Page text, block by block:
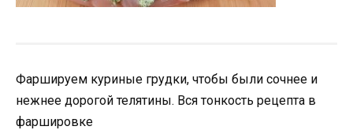
Фаршируем куриные грудки, чтобы были сочнее и
нежнее дорогой телятины. Вся тонкость рецепта в
фаршировке